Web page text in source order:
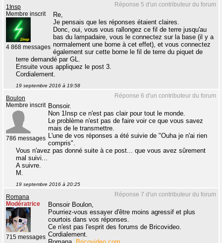
Réponse 5 d'un contributeur du forum
1Insp
Membre inscrit
4 868 messages
Re,
Je pensais que les réponses étaient claires.
Donc, oui, vous vous rallongez ce fil de terre jusqu'au
bas du lampadaire, vous le connectez sur la base (il y a
normalement une borne à cet effet), et vous connectez
également sur cette borne le fil de terre du piquet de
terre demandé par GL.
Ensuite vous appliquez le post 3.
Cordialement.
19 septembre 2016 à 19:58
Réponse 6 d'un contributeur du forum
Boulon
Membre inscrit
786 messages
Bonsoir.
Non 1Insp ce n'est pas clair pour tout le monde.
Le problème n'est pas de faire voir ce que vous savez
mais de le transmettre.
L'une de vos réponses a été suivie de "Ouha je n'ai rien
compris".
Vous n'avez pas donné suite à ce post... que vous avez sûrement
mal suivi...
A suivre.
M.
19 septembre 2016 à 20:25
Réponse 7 d'un contributeur du forum
Romana
Modératrice
715 messages
Bonsoir Boulon,
Pourriez-vous essayer d'être moins agressif et plus
courtois dans vos réponses.
Ce n'est pas l'esprit des forums de Bricovideo.
Cordialement.